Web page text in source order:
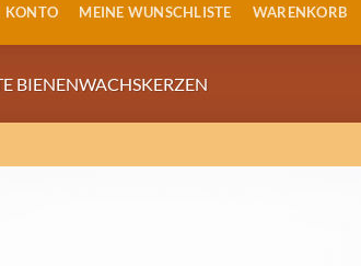
KONTO MEINE WUNSCHLISTE WARENKORB
BIENENWACHSKERZEN